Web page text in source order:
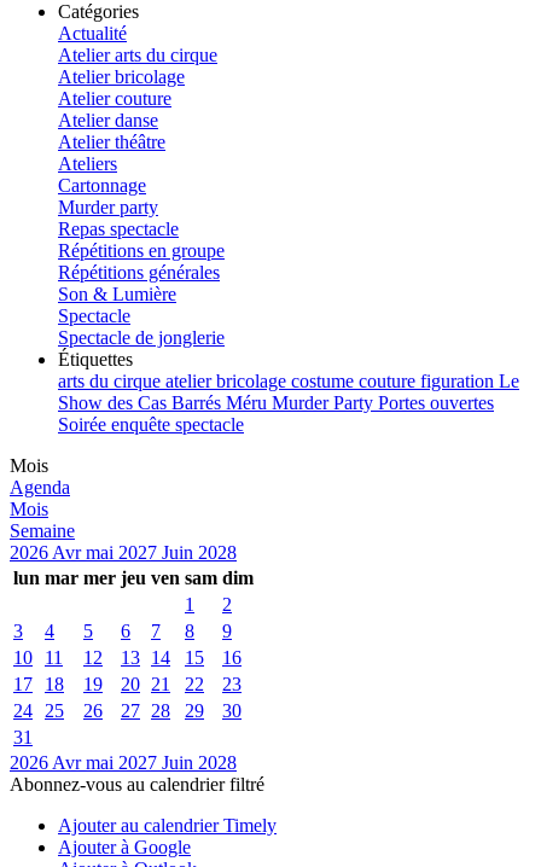
Catégories
Actualité
Atelier arts du cirque
Atelier bricolage
Atelier couture
Atelier danse
Atelier théâtre
Ateliers
Cartonnage
Murder party
Repas spectacle
Répétitions en groupe
Répétitions générales
Son & Lumière
Spectacle
Spectacle de jonglerie
Étiquettes
arts du cirque atelierbricolage costume couture figuration Le
Show des Cas Barrés Méru Murder Party Portes ouvertes
Soirée enquête spectacle
Mois
Agenda
Mois
Semaine
2026 Avrmai 2027 Juin 2028
lun mar mer jeu ven sam dim
1
2
3
4 5 6 7 8
9
10
11 12 13 14 15
16
17
18 19 20 21 22
23
24
25 26 27 28 29
30
31
2026 Avrmai 2027 Juin 2028
Abonnez-vous au calendrier filtré
Ajouter au calendrier Timely
Ajouter à Google